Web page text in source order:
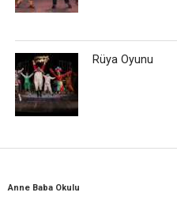
Rüya Oyunu
Anne Baba Okulu